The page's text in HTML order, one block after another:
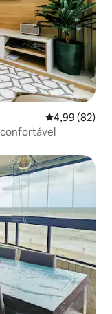
4,99 de uma
4,99 (82)